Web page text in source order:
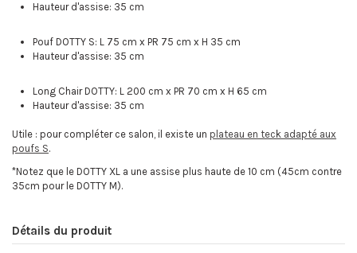
Hauteur d'assise: 35 cm
Pouf DOTTY S: L 75 cm x PR 75 cm x H 35 cm
Hauteur d'assise: 35 cm
Long Chair DOTTY: L 200 cm x PR 70 cm x H 65 cm
Hauteur d'assise: 35 cm
Utile : pour compléter ce salon, il existe un plateau en teck adapté aux
poufs S.
*Notez que le DOTTY XL a une assise plus haute de 10 cm (45cm contre
35cm pour le DOTTY M).
Détails du produit